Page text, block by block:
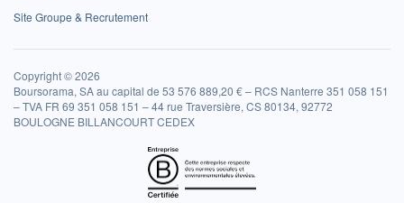
Site Groupe & Recrutement
Copyright © 2026
Boursorama, SA au capital de 53 576 889,20 € – RCS Nanterre 351 058 151
– TVA FR 69 351 058 151 – 44 rue Traversière, CS 80134, 92772
BOULOGNE BILLANCOURT CEDEX